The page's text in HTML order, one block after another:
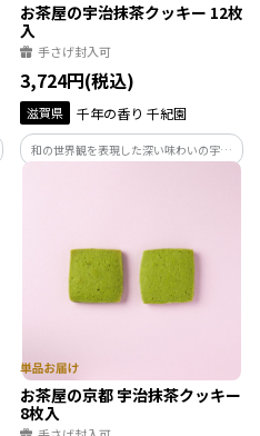
お茶屋の宇治抹茶クッキー 12枚
入
手さげ封入可
3,724円(税込)
滋賀県 千年の香り 千紀園
和の世界観を表現した深い味わいの宇治
っています。
お茶屋の京都 宇治抹茶クッキー
8枚入